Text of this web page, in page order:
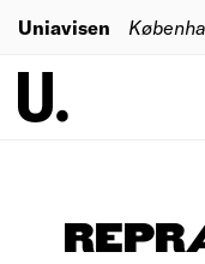
Uniavisen